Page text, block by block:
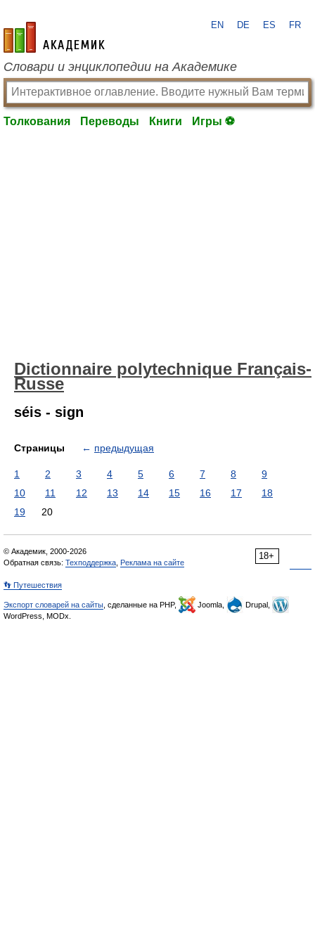
academic.ru
EN DE ES FR
Словари и энциклопедии на Академике
Толкования Переводы Книги Игры ⚽
Dictionnaire polytechnique Français-
Russe
séis - sign
Страницы ← предыдущая
1 2 3 4 5 6 7 8
9
10
11 12 13 14 15 16 17
18
19
20
18+
© Академик, 2000-2026
Обратная связь: Техподдержка Реклама на сайте
👣 Путешествия
Экспорт словарей на сайты , сделанные на PHP, Joomla,
Drupal,
WordPress, MODx.